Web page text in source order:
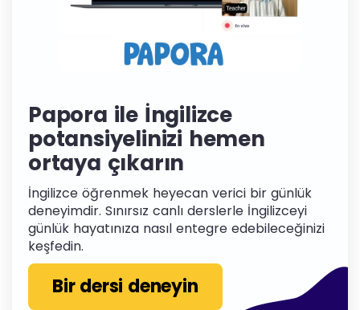
Papora ile İngilizce
potansiyelinizi hemen
ortaya çıkarın
İngilizce öğrenmek heyecan verici bir günlük
deneyimdir. Sınırsız canlı derslerle İngilizceyi
günlük hayatınıza nasıl entegre edebileceğinizi
keşfedin.
Bir dersi deneyin